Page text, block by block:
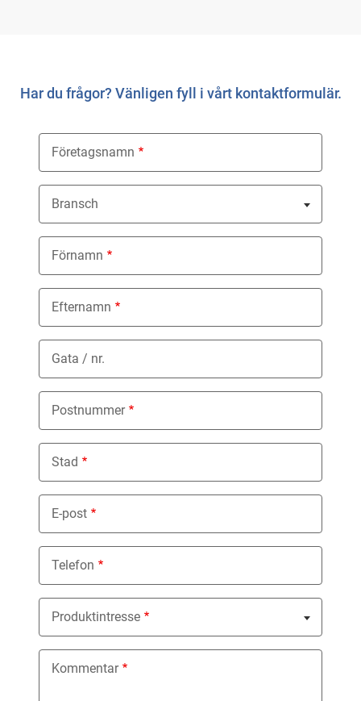
Har du frågor? Vänligen fyll i vårt kontaktformulär.
Företagsnamn
Bransch
Nothing selected
Förnamn
Efternamn
Gata / nr.
Postnummer
Stad
E-post
Telefon
Produktintresse
Nothing selected
Kommentar